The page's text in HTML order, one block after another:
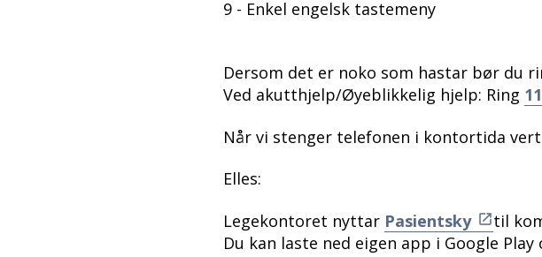
9 - Enkel engelsk tastemeny
Dersom det er noko som hastar bør du
Ved akutthjelp/Øyeblikkelig hjelp: Ring
Når vi stenger telefonen i kontortida
Elles:
Legekontoret nyttar Pasientsky
til
Du kan laste ned eigen app i Google Play